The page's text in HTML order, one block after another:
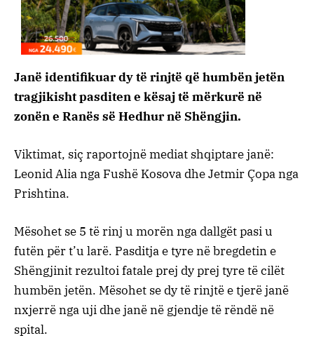
Janë identifikuar dy të rinjtë që humbën jetën
tragjikisht pasditen e kësaj të mërkurë në
zonën e Ranës së Hedhur në Shëngjin.
Viktimat, siç raportojnë mediat shqiptare janë:
Leonid Alia nga Fushë Kosova dhe Jetmir Çopa nga
Prishtina.
Mësohet se 5 të rinj u morën nga dallgët pasi u
futën për t’u larë. Pasditja e tyre në bregdetin e
Shëngjinit rezultoi fatale prej dy prej tyre të cilët
humbën jetën. Mësohet se dy të rinjtë e tjerë janë
nxjerrë nga uji dhe janë në gjendje të rëndë në
spital.